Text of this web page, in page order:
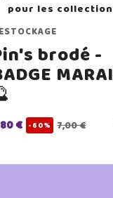
brodé -
€ -60% 7,00 €